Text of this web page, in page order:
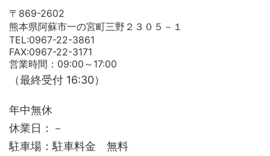
〒869-2602
熊本県阿蘇市一の宮町三野２３０５－１
TEL:0967-22-3861
FAX:0967-22-3171
営業時間：09:00～17:00
（最終受付 16:30）
年中無休
休業日：－
駐車場：駐車料金 無料